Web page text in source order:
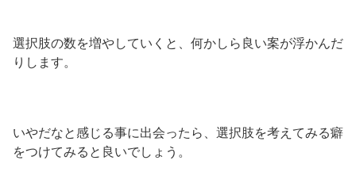
選択肢の数を増やしていくと、何かしら良い案が浮かんだ
りします。
いやだなと感じる事に出会ったら、選択肢を考えてみる癖
をつけてみると良いでしょう。